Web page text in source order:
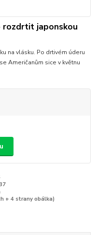
rozdrtit japonskou
na vlásku. Po drtivém úderu
Američanům sice v květnu
+ 4 strany obálka)